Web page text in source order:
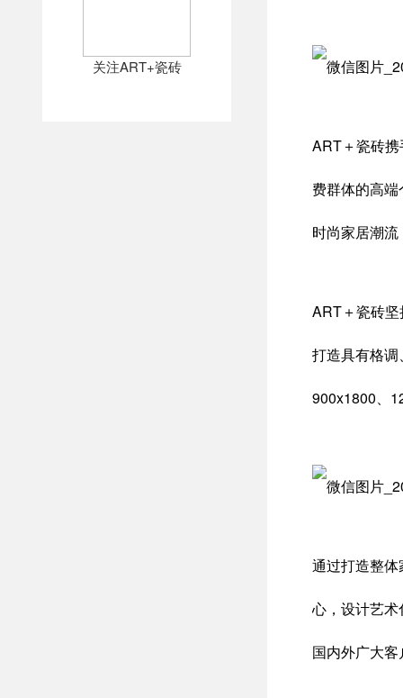
关注ART+瓷砖
ART＋瓷砖
费群体的高
时尚家居潮
ART＋瓷砖
打造具有格
900x1800、
通过打造整
心，设计艺
国内外广大客